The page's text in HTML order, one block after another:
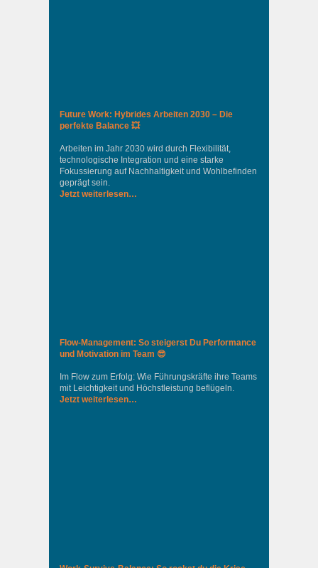
Future Work: Hybrides Arbeiten 2030 – Die
perfekte Balance 💥
Arbeiten im Jahr 2030 wird durch Flexibilität,
technologische Integration und eine starke
Fokussierung auf Nachhaltigkeit und Wohlbefinden
geprägt sein.
Jetzt weiterlesen…
Flow-Management: So steigerst Du Performance
und Motivation im Team 😎
Im Flow zum Erfolg: Wie Führungskräfte ihre Teams
mit Leichtigkeit und Höchstleistung beflügeln.
Jetzt weiterlesen…